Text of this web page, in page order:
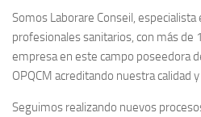
Somos Laborare Conseil,
profesionales sanitarios, con más de
empresa en este campo poseedora
OPQCM acreditando nuestra calidad y
Seguimos realizando nuevos